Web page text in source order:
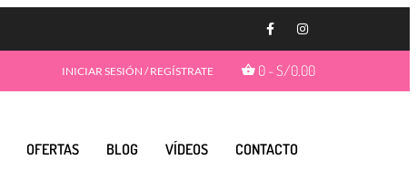
INICIAR SESIÓN / REGÍSTRATE 0-S/0.00
OFERTAS BLOG VÍDEOS CONTACTO
BIENVENIDA A NUESTRO
PROGAMA GIFTBENEFITS
HAZTE MIEMBRO